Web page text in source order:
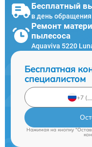
Бесплатный
в день обращения
Ремонт
пылесоса
Aquaviva 5220
Бесплатная
специалистом
Нажимая на кнопку